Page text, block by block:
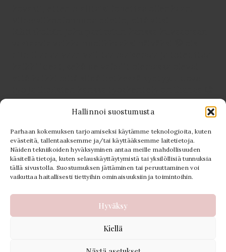
Hallinnoi suostumusta
Parhaan kokemuksen tarjoamiseksi käytämme teknologioita, kuten
evästeitä, tallentaaksemme ja/tai käyttääksemme laitetietoja.
Näiden tekniikoiden hyväksyminen antaa meille mahdollisuuden
käsitellä tietoja, kuten selauskäyttäytymistä tai yksilöllisiä tunnuksia
tällä sivustolla. Suostumuksen jättäminen tai peruuttaminen voi
vaikuttaa haitallisesti tiettyihin ominaisuuksiin ja toimintoihin.
Hyväksy
Kiellä
Seuraa Instagramissa
© 2026 PolkuVisuals - lämminhenkinen